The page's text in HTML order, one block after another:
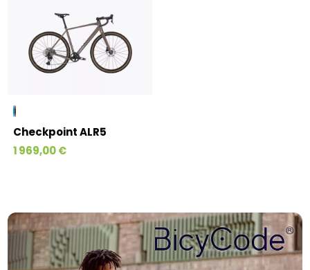
Checkpoint ALR5
1 969,00 €